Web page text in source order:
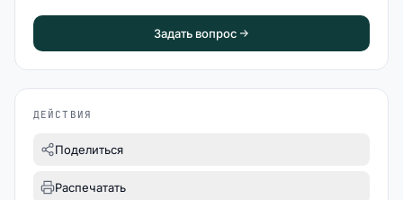
Задать вопрос
ДЕЙСТВИЯ
Поделиться
Распечатать